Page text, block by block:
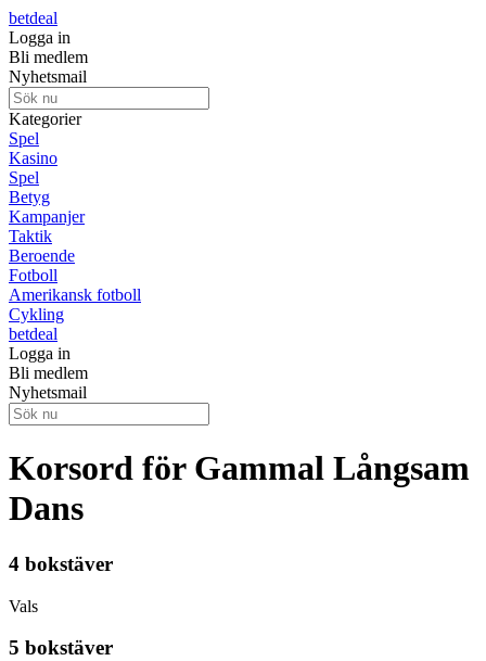
betdeal
Logga in
Bli medlem
Nyhetsmail
Kategorier
Spel
Kasino
Spel
Betyg
Kampanjer
Taktik
Beroende
Fotboll
Amerikansk fotboll
Cykling
betdeal
Logga in
Bli medlem
Nyhetsmail
Korsord för Gammal Långsam
Dans
4 bokstäver
Vals
5 bokstäver